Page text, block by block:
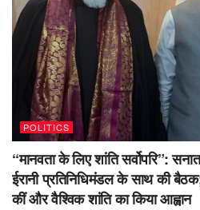
POLITICS
“मानवता के लिए शांति सर्वोपरि”:
ईरानी प्रतिनिधिमंडल के साथ की
कीं और वैश्विक शांति का किया आह्वान